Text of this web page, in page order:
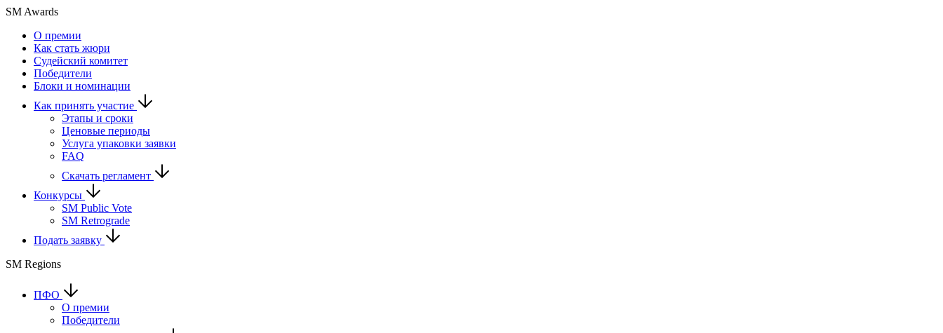
SM Awards
О премии
Как стать жюри
Судейский комитет
Победители
Блоки и номинации
Как принять участие
Этапы и сроки
Ценовые периоды
Услуга упаковки заявки
FAQ
Скачать регламент
Конкурсы
SM Public Vote
SM Retrograde
Подать заявку
SM Regions
ПФО
О премии
Победители